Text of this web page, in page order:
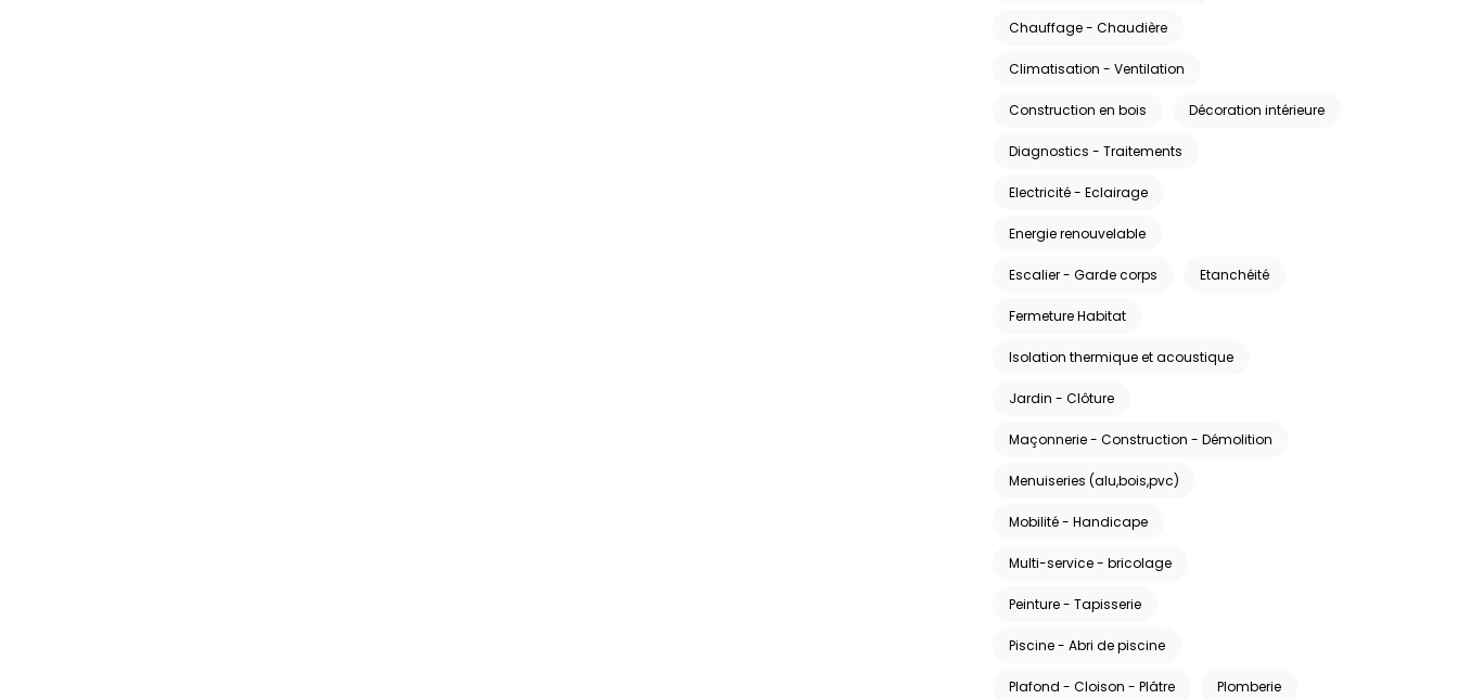
Chauffage - Chaudière
Climatisation - Ventilation
Construction en bois Décoration intérieure
Diagnostics - Traitements
Electricité - Eclairage
Energie renouvelable
Escalier - Garde corps Etanchéité
Fermeture Habitat
Isolation thermique et acoustique
Jardin - Clôture
Maçonnerie - Construction - Démolition
Menuiseries (alu,bois,pvc)
Mobilité - Handicape
Multi-service - bricolage
Peinture - Tapisserie
Piscine - Abri de piscine
Plafond - Cloison - Plâtre Plomberie